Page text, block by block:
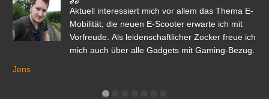
Aktuell interessiert mich vor allem das Thema E-
Mobilität; die neuen E-Scooter erwarte ich mit
Vorfreude. Als leidenschaftlicher Zocker freue ich
mich auch über alle Gadgets mit Gaming-Bezug.
Jens